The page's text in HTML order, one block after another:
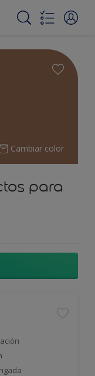
Cambiar color
para